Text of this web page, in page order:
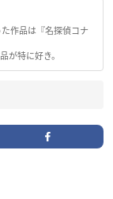
作品は『名探偵コナ
が特に好き。